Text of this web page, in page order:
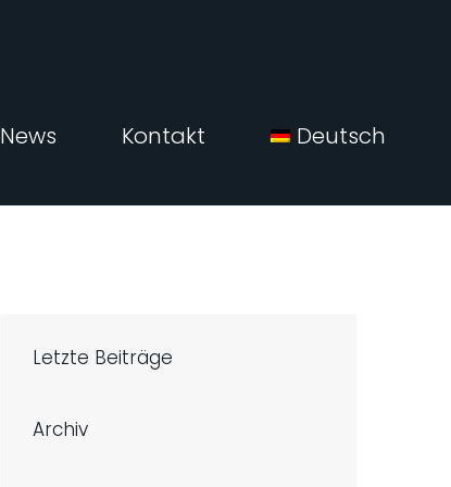
News Kontakt Deutsch
Letzte Beiträge
Archiv